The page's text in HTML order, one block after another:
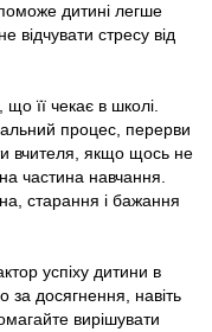
дитині легше
відчувати стресу від
її чекає в школі.
процес, перерви
вчителя, якщо щось не
частина навчання.
старання і бажання
успіху дитини в
за досягнення, навіть
вирішувати